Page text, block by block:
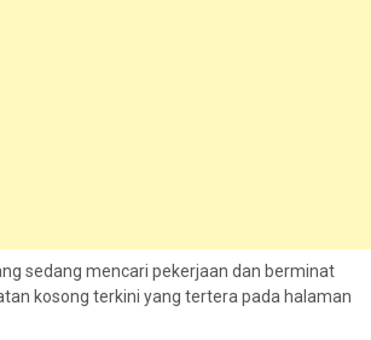
sedang mencari pekerjaan dan berminat
kosong terkini yang tertera pada halaman